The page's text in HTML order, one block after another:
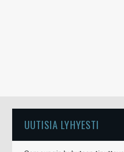
UUTISIA LYHYESTI